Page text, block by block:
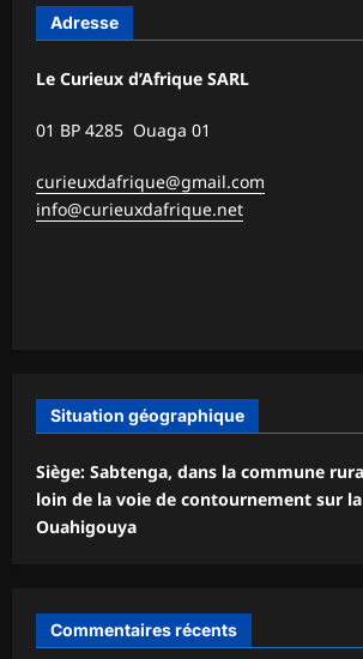
Adresse
Le Curieux d’Afrique SARL
01 BP 4285 Ouaga 01
curieuxdafrique@gmail.com
info@curieuxdafrique.net
Situation géographique
Siège: Sabtenga, dans la commune
loin de la voie de contournement sur
Ouahigouya
Commentaires récents